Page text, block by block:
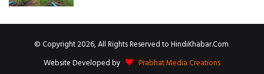
© Copyright 2026, All Rights Reserved to HindiKhabar.Com
Website Developed by
Prabhat Media Creations